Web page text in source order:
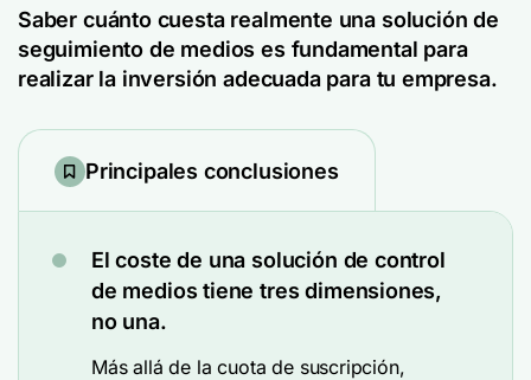
Saber cuánto cuesta realmente una solución de
seguimiento de medios es fundamental para
realizar la inversión adecuada para tu empresa.
Principales conclusiones
El coste de una solución de control
de medios tiene tres dimensiones,
no una.
Más allá de la cuota de suscripción,